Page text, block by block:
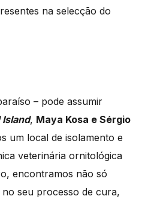
na selecção do
– pode assumir
Island, Maya Kosa e Sérgio
um local de isolamento e
veterinária ornitológica
encontramos não só
seu processo de cura,